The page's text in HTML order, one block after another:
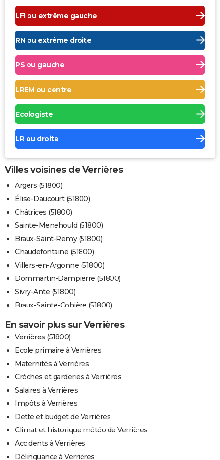
LFI ou extrême gauche
RN ou extrême droite
PS ou gauche
LREM ou centre
Ecologiste
LR ou droite
Villes voisines de Verrières
Argers (51800)
Élise-Daucourt (51800)
Châtrices (51800)
Sainte-Menehould (51800)
Braux-Saint-Remy (51800)
Chaudefontaine (51800)
Villers-en-Argonne (51800)
Dommartin-Dampierre (51800)
Sivry-Ante (51800)
Braux-Sainte-Cohière (51800)
En savoir plus sur Verrières
Verrières (51800)
Ecole primaire à Verrières
Maternités à Verrières
Crèches et garderies à Verrières
Salaires à Verrières
Impôts à Verrières
Dette et budget de Verrières
Climat et historique météo de Verrières
Accidents à Verrières
Délinquance à Verrières